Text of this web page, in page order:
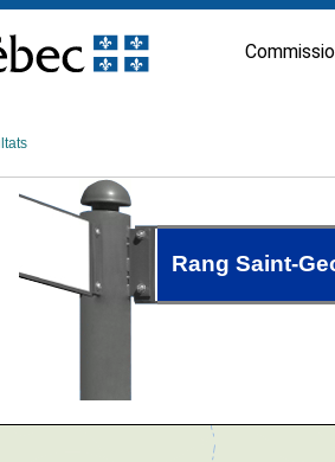
Rang Saint-